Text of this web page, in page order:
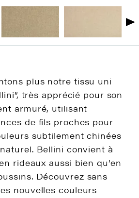
plus notre tissu uni
très apprécié pour son
armuré, utilisant
de fils proches pour
subtilement chinées
Bellini convient à
rideaux aussi bien qu’en
Découvrez sans
nouvelles couleurs